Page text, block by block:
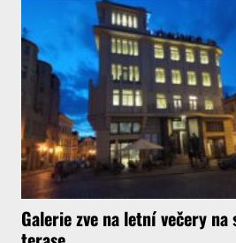
Galerie zve na letní večery